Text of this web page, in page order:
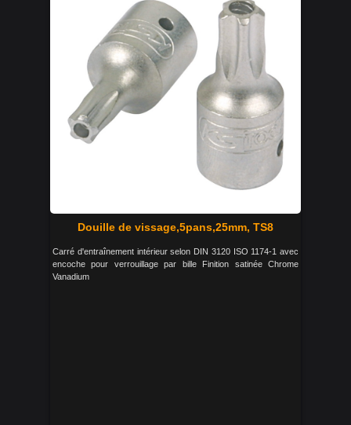
Douille de vissage,5pans,25mm, TS8
Carré d'entraînement intérieur selon DIN 3120 ISO 1174-1 avec
encoche pour verrouillage par bille Finition satinée Chrome
Vanadium